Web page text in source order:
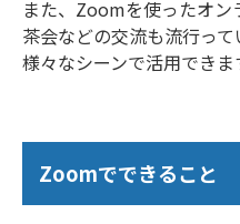
また、Zoomを使ったオ
茶会などの交流も流行っ
様々なシーンで活用できま
Zoomでできること